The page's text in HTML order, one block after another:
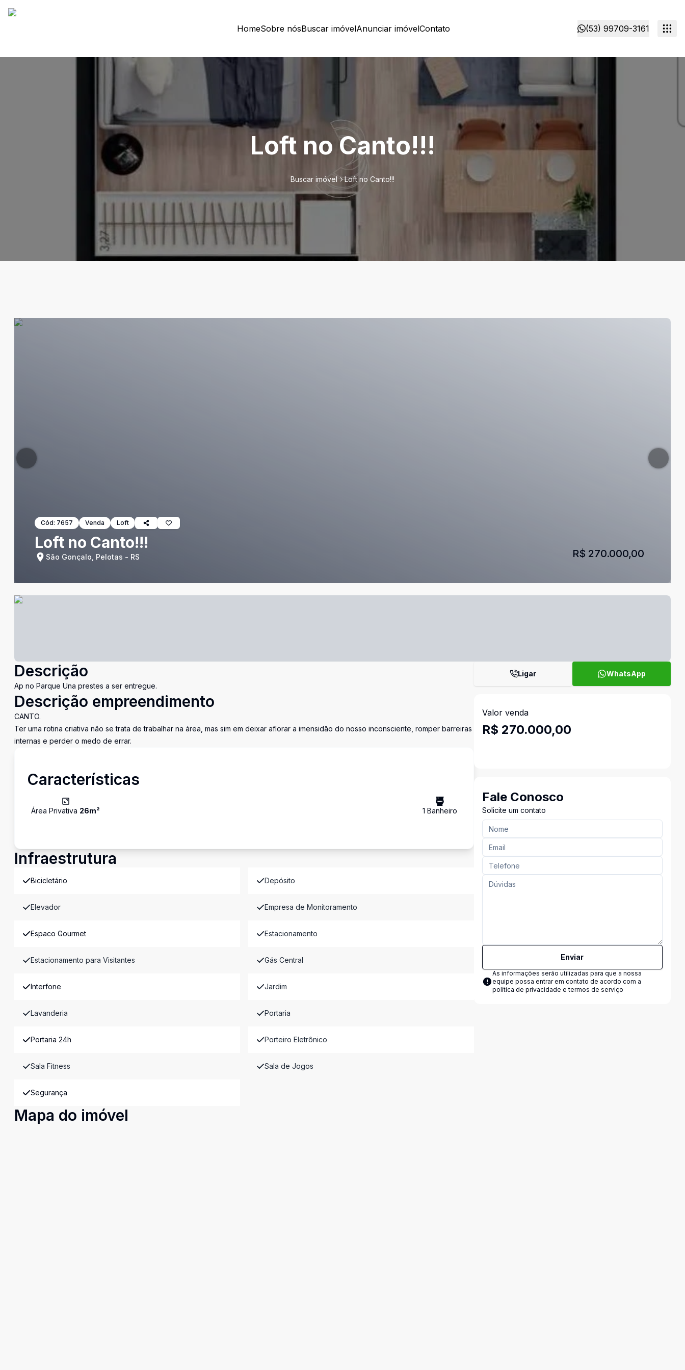
HomeSobre nósBuscar imóvelAnunciar imóvelContato (53) 99709-3161
Loft no Canto!!!
Buscar imóvel Loft no Canto!!!
Cód: 7657 Venda Loft
Loft no Canto!!!
São Gonçalo, Pelotas - RS R$ 270.000,00
Descrição
Ap no Parque Una prestes a ser entregue.
Descrição empreendimento
CANTO.
Ter uma rotina criativa não se trata de trabalhar na área, mas sim em deixar aflorar a imensidão do nosso inconsciente, romper barreiras
internas e perder o medo de errar.
Características
Área Privativa 26m² 1 Banheiro
Infraestrutura
Bicicletário Depósito
Elevador Empresa de Monitoramento
Espaco Gourmet Estacionamento
Estacionamento para Visitantes Gás Central
Interfone Jardim
Lavanderia Portaria
Portaria 24h Porteiro Eletrônico
Sala Fitness Sala de Jogos
Segurança
Mapa do imóvel
Ligar WhatsApp
Valor venda
R$ 270.000,00
Fale Conosco
Solicite um contato
Enviar
As informações serão utilizadas para que a nossa
equipe possa entrar em contato de acordo com a
política de privacidade e termos de serviço